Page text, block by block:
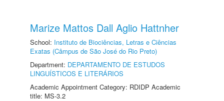
Marize Mattos Dall Aglio Hattnher
School: Instituto de Biociências, Letras e Ciências
Exatas (Câmpus de São José do Rio Preto)
Department: DEPARTAMENTO DE ESTUDOS
LINGUÍSTICOS E LITERÁRIOS
Academic Appointment Category: RDIDP Academic
title: MS-3.2